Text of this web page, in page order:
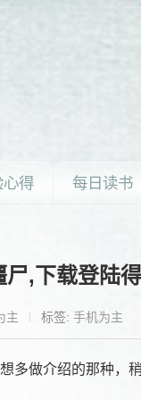
心得 每日读书
,下载登陆
主 标签: 手机为主
多做介绍的那种，